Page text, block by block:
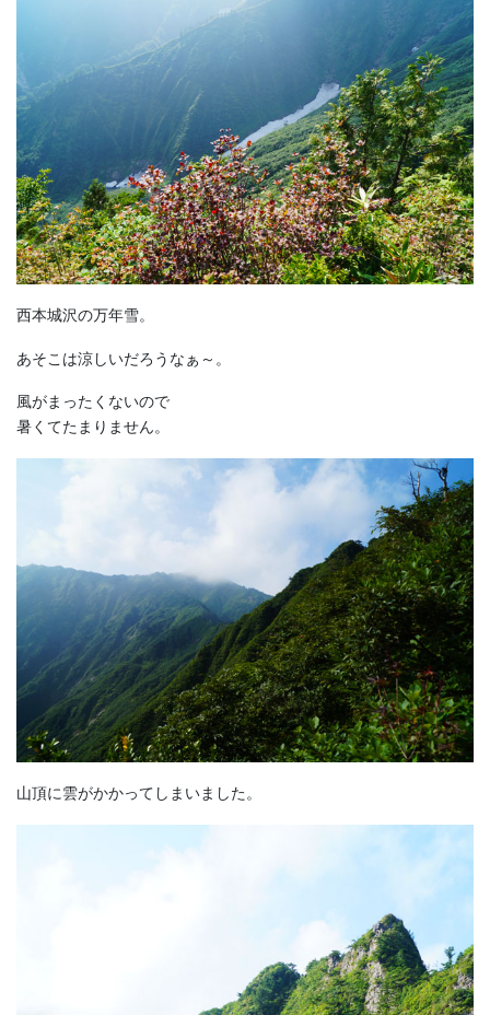
西本城沢の万年雪。
あそこは涼しいだろうなぁ～。
風がまったくないので
暑くてたまりません。
山頂に雲がかかってしまいました。